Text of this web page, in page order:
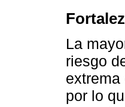
La
riesgo
por lo